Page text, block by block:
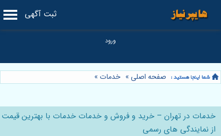
ثبت آگهی
صفحه اصلی » خدمات »
خدمات در تهران – خرید و فروش و خدمات خدمات با بهترین قیمت
از نمایندگی های رسمی